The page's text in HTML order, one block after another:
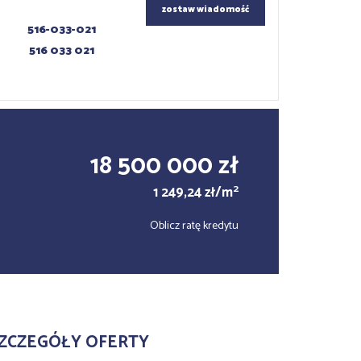
516-033-021
516 033 021
zostaw wiadomość
18 500 000 zł
1 249,24 zł/m2
Oblicz ratę kredytu
OFERTY